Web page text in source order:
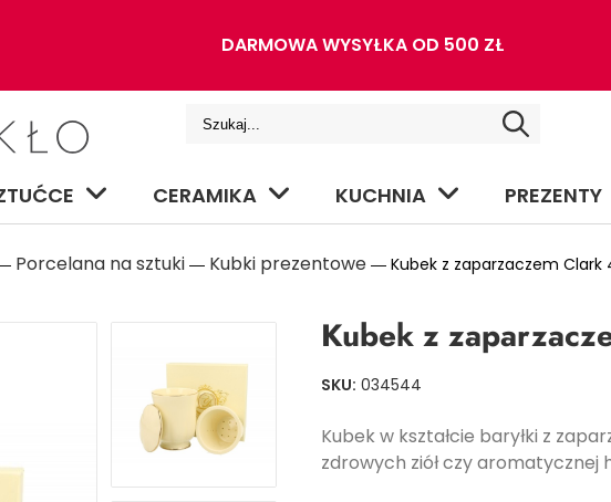
DARMOWA WYSYŁKA OD 500 ZŁ
CERAMIKA KUCHNIA PREZENTY
Porcelana na sztuki ― Kubki prezentowe ― Kubek z zaparzaczem Clark
Kubek z
SKU: 034544
Kubek w kształcie baryłki z
zdrowych ziół czy aromatycznej